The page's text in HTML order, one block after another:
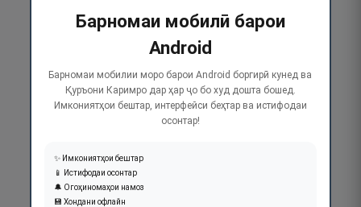
Барномаи мобилӣ барои
Android
Барномаи мобилии моро барои Android боргирӣ кунед ва
Қуръони Каримро дар ҳар ҷо бо худ дошта бошед.
Имкониятҳои бештар, интерфейси беҳтар ва истифодаи
осонтар!
✨ Имкониятҳои бештар
📱 Истифодаи осонтар
🔔 Огоҳиномаҳои намоз
💾 Хондани офлайн